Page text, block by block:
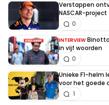
Verstappen
NASCAR-project
0
INTERVIEW
in vijf woorden
0
Unieke F1-helm
voor het goede
1